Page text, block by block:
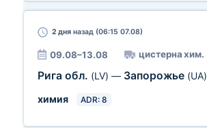
2 дня назад (06:15 07.08)
09.08–13.08 цистерна хим.
Рига обл. (LV) — Запорожье (UA)
химия
ADR: 8